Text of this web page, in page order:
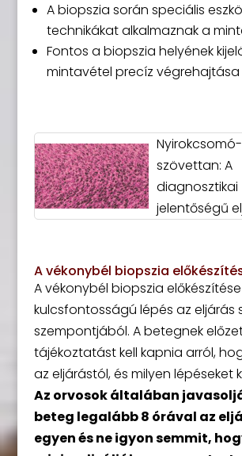
A biopszia során speciális
technikákat alkalmaznak a
Fontos a biopszia helyének
mintavétel precíz végrehajtása
szövettan: A
diagnosztikai
jelentőségű
A vékonybél biopszia
A vékonybél biopszia előkészítése
kulcsfontosságú lépés az eljárás
szempontjából. A betegnek
tájékoztatást kell kapnia arról,
az eljárástól, és milyen lépéseket
Az orvosok általában
beteg legalább 8 órával az
egyen és ne igyon semmit,